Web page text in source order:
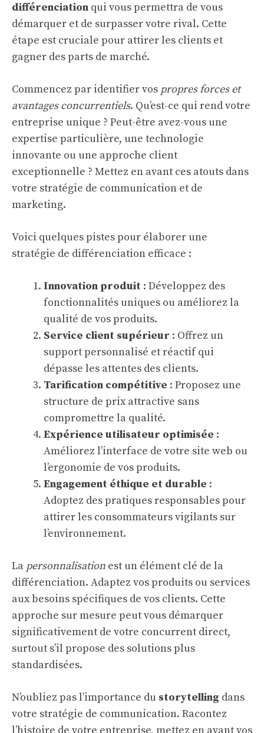
différenciation qui vous permettra de vous
démarquer et de surpasser votre rival. Cette
étape est cruciale pour attirer les clients et
gagner des parts de marché.
Commencez par identifier vos propres forces et
avantages concurrentiels. Qu’est-ce qui rend votre
entreprise unique ? Peut-être avez-vous une
expertise particulière, une technologie
innovante ou une approche client
exceptionnelle ? Mettez en avant ces atouts dans
votre stratégie de communication et de
marketing.
Voici quelques pistes pour élaborer une
stratégie de différenciation efficace :
Innovation produit : Développez des
fonctionnalités uniques ou améliorez la
qualité de vos produits.
Service client supérieur : Offrez un
support personnalisé et réactif qui
dépasse les attentes des clients.
Tarification compétitive : Proposez une
structure de prix attractive sans
compromettre la qualité.
Expérience utilisateur optimisée :
Améliorez l’interface de votre site web ou
l’ergonomie de vos produits.
Engagement éthique et durable :
Adoptez des pratiques responsables pour
attirer les consommateurs vigilants sur
l’environnement.
La personnalisation est un élément clé de la
différenciation. Adaptez vos produits ou services
aux besoins spécifiques de vos clients. Cette
approche sur mesure peut vous démarquer
significativement de votre concurrent direct,
surtout s’il propose des solutions plus
standardisées.
N’oubliez pas l’importance du storytelling dans
votre stratégie de communication. Racontez